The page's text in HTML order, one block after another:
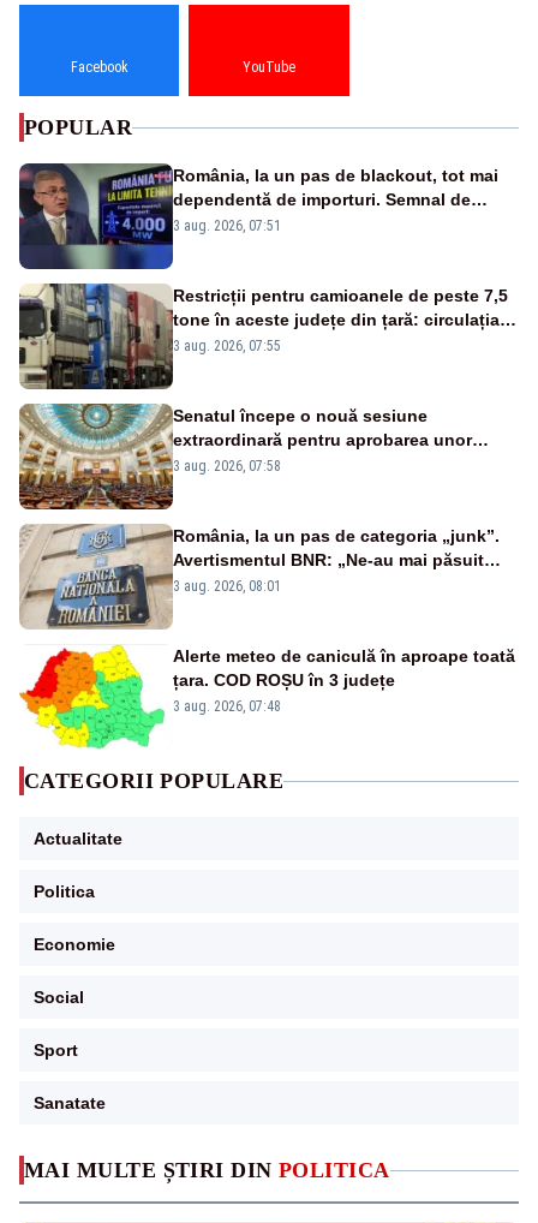
MAI MULTE ȘTIRI DIN POLITICA
Facebook YouTube
POPULAR
România, la un pas de blackout, tot mai
dependentă de importuri. Semnal de
alarmă tras de un expert în energie
3 aug. 2026, 07:51
Restricții pentru camioanele de peste 7,5
tone în aceste județe din țară: circulația
este interzisă luni, între orele 12:00 și
3 aug. 2026, 07:55
Senatul începe o nouă sesiune
extraordinară pentru aprobarea unor
jaloane din PNRR
3 aug. 2026, 07:58
România, la un pas de categoria „junk”.
Avertismentul BNR: „Ne-au mai păsuit
pentru câteva luni”
3 aug. 2026, 08:01
Alerte meteo de caniculă în aproape toată
țara. COD ROȘU în 3 județe
3 aug. 2026, 07:48
CATEGORII POPULARE
Actualitate
Politica
Economie
Social
Sport
Sanatate